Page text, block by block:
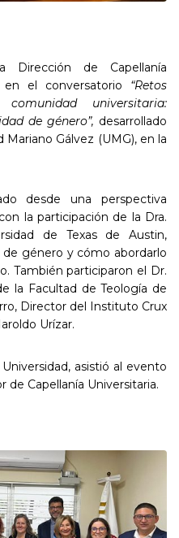
de Capellanía
en el conversatorio “Retos
universitaria:
de género”, desarrollado
Gálvez (UMG), en la
desde una perspectiva
la participación de la Dra.
de Texas de Austin,
género y cómo abordarlo
También participaron el Dr.
la Facultad de Teología de
Director del Instituto Crux
Urízar.
asistió al evento
de Capellanía Universitaria.